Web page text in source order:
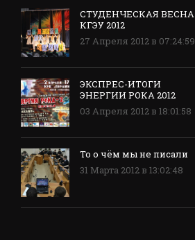
СТУДЕНЧЕСКАЯ ВЕСНА
КГЭУ 2012
27 Апреля 2012 в 07:24:59
ЭКСПРЕС-ИТОГИ
ЭНЕРГИИ РОКА 2012
03 Апреля 2012 в 18:01:58
То о чём мы не писали
31 Марта 2012 в 13:02:48